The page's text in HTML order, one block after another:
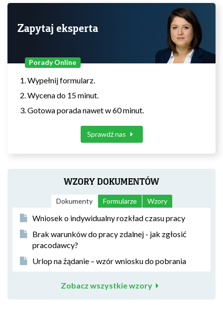
Zapytaj eksperta
Porady Online
Wypełnij formularz.
Wycena do 15 minut.
Gotowa porada nawet w 60 minut.
Sprawdź nas
WZORY DOKUMENTÓW
Dokumenty Formularze Wzory
Wniosek o indywidualny rozkład czasu pracy
Brak warunków do pracy zdalnej - jak zgłosić
pracodawcy?
Urlop na żądanie – wzór wniosku do pobrania
Zobacz wszystkie wzory